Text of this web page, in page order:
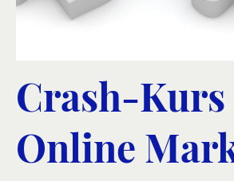
Crash-Kurs
Online